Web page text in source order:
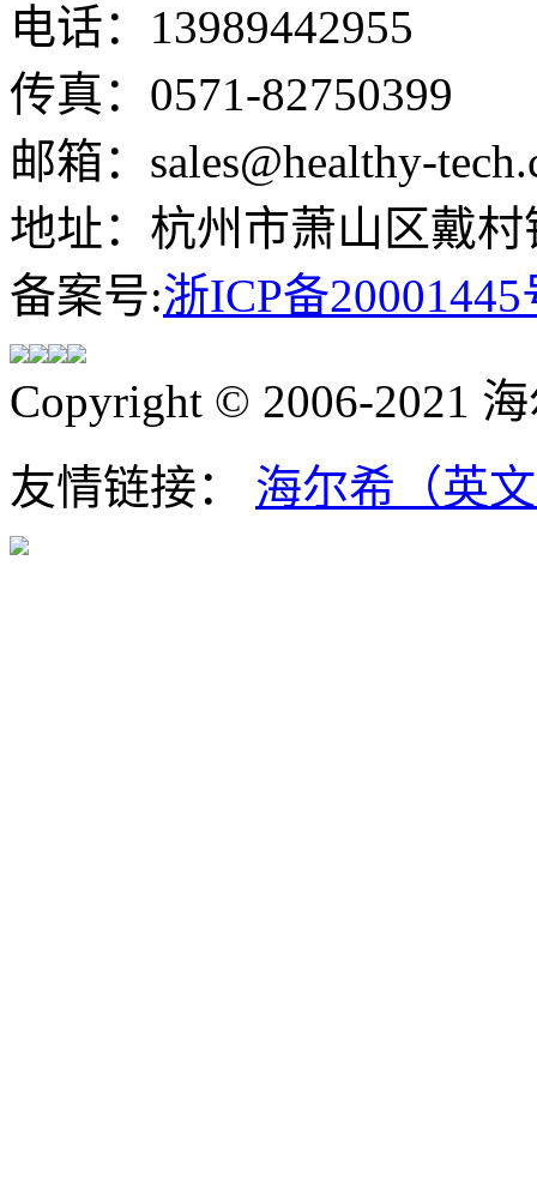
电话：13989442955
传真：0571-82750399
邮箱：sales@healthy-
地址：杭州市萧山区戴
备案号:浙ICP备20001445
Copyright © 2006-2021
友情链接： 海尔希（英